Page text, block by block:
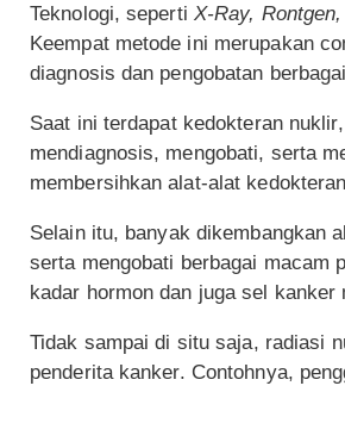
Teknologi, seperti X-Ray,
Keempat metode ini merupakan
diagnosis dan pengobatan
Saat ini terdapat kedokteran
mendiagnosis, mengobati, serta
membersihkan alat-alat
Selain itu, banyak dikembangkan
serta mengobati berbagai macam
kadar hormon dan juga sel
Tidak sampai di situ saja, radiasi
penderita kanker. Contohnya,